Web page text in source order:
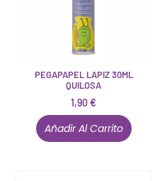
PEGAPAPEL LAPIZ 30ML
QUILOSA
1,90€
Añadir Al Carrito